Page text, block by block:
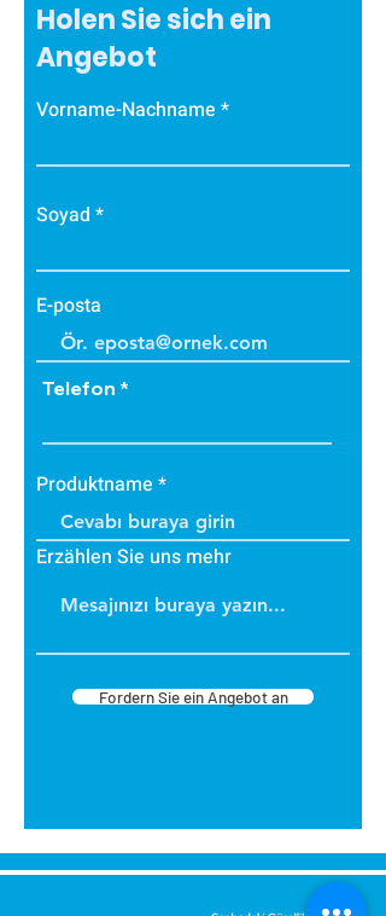
Holen Sie sich ein
Angebot
Vorname-Nachname
Soyad
E-posta
Telefon
Produktname
Erzählen Sie uns mehr
Fordern Sie ein Angebot an